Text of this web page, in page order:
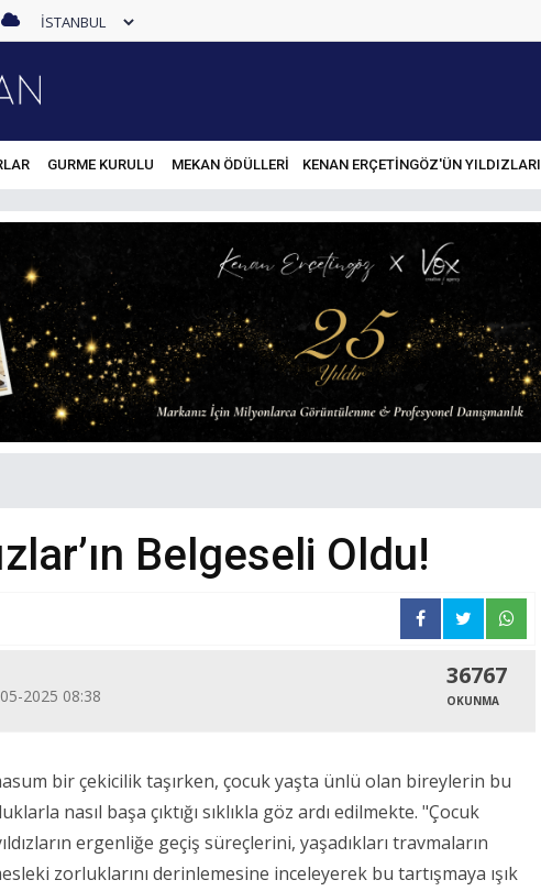
GURME KURULU MEKAN ÖDÜLLERİ KENAN ERÇETINGÖZ'ÜN YILDIZLARI
Belgeseli Oldu!
2025 08:38
36767
OKUNMA
bir çekicilik taşırken, çocuk yaşta ünlü olan bireylerin bu
nasıl başa çıktığı sıklıkla göz ardı edilmekte. "Çocuk
ergenliğe geçiş süreçlerini, yaşadıkları travmaların
zorluklarını derinlemesine inceleyerek bu tartışmaya ışık